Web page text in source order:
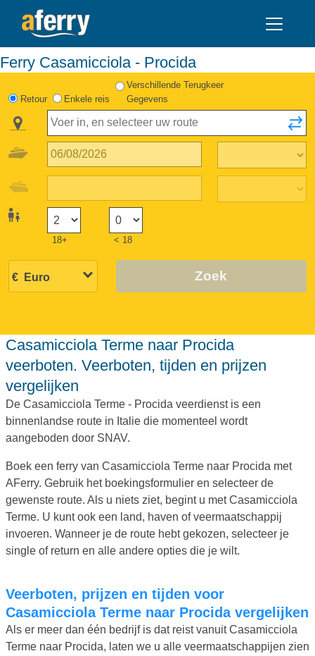
Ferry Casamicciola - Procida
Retour Enkele reis
Verschillende Terugkeer
Gegevens
18+ < 18
Zoek
Casamicciola Terme naar Procida
veerboten. Veerboten, tijden en prijzen
vergelijken
De Casamicciola Terme - Procida veerdienst is een
binnenlandse route in Italie die momenteel wordt
aangeboden door SNAV.
Boek een ferry van Casamicciola Terme naar Procida met
AFerry. Gebruik het boekingsformulier en selecteer de
gewenste route. Als u niets ziet, begint u met Casamicciola
Terme. U kunt ook een land, haven of veermaatschappij
invoeren. Wanneer je de route hebt gekozen, selecteer je
single of return en alle andere opties die je wilt.
Veerboten, prijzen en tijden voor
Casamicciola Terme naar Procida vergelijken
Als er meer dan één bedrijf is dat reist vanuit Casamicciola
Terme naar Procida, laten we u alle veermaatschappijen zien